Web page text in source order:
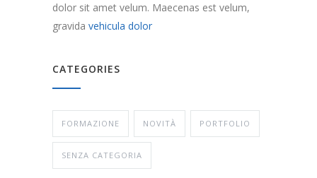
dolor sit amet velum. Maecenas est velum,
gravida vehicula dolor
CATEGORIES
FORMAZIONE NOVITÀ PORTFOLIO
SENZA CATEGORIA